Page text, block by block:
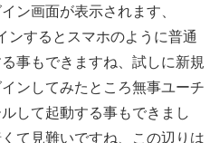
ン画面が表示されます、
ンするとスマホのように普通
事もできますね、試しに新規
ンしてみたところ無事ユーチ
して起動する事もできまし
て見難いですね、この辺りは